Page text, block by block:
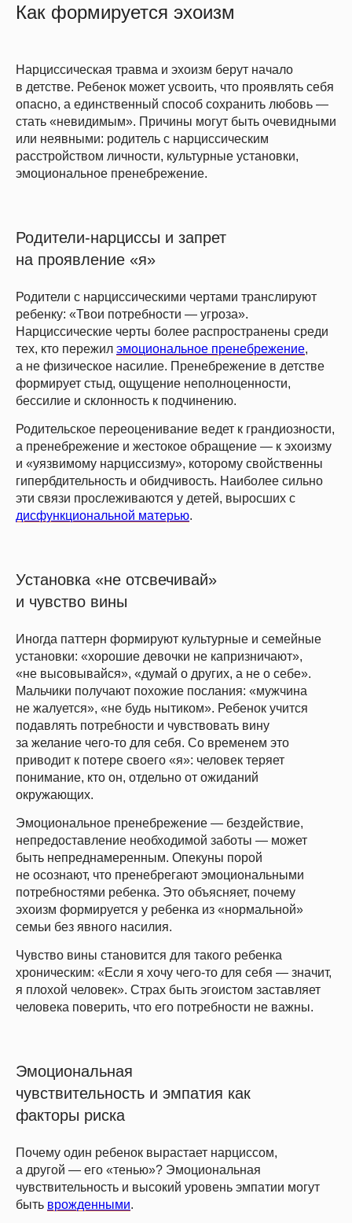
Как формируется эхоизм
Нарциссическая травма и эхоизм берут начало
в детстве. Ребенок может усвоить, что проявлять себя
опасно, а единственный способ сохранить любовь —
стать «невидимым». Причины могут быть очевидными
или неявными: родитель с нарциссическим
расстройством личности, культурные установки,
эмоциональное пренебрежение.
Родители-нарциссы и запрет
на проявление «я»
Родители с нарциссическими чертами транслируют
ребенку: «Твои потребности — угроза».
Нарциссические черты более распространены среди
тех, кто пережил эмоциональное пренебрежение,
а не физическое насилие. Пренебрежение в детстве
формирует стыд, ощущение неполноценности,
бессилие и склонность к подчинению.
Родительское переоценивание ведет к грандиозности,
а пренебрежение и жестокое обращение — к эхоизму
и «уязвимому нарциссизму», которому свойственны
гипербдительность и обидчивость. Наиболее сильно
эти связи прослеживаются у детей, выросших с
дисфункциональной матерью.
Установка «не отсвечивай»
и чувство вины
Иногда паттерн формируют культурные и семейные
установки: «хорошие девочки не капризничают»,
«не высовывайся», «думай о других, а не о себе».
Мальчики получают похожие послания: «мужчина
не жалуется», «не будь нытиком». Ребенок учится
подавлять потребности и чувствовать вину
за желание чего-то для себя. Со временем это
приводит к потере своего «я»: человек теряет
понимание, кто он, отдельно от ожиданий
окружающих.
Эмоциональное пренебрежение — бездействие,
непредоставление необходимой заботы — может
быть непреднамеренным. Опекуны порой
не осознают, что пренебрегают эмоциональными
потребностями ребенка. Это объясняет, почему
эхоизм формируется у ребенка из «нормальной»
семьи без явного насилия.
Чувство вины становится для такого ребенка
хроническим: «Если я хочу чего-то для себя — значит,
я плохой человек». Страх быть эгоистом заставляет
человека поверить, что его потребности не важны.
Эмоциональная
чувствительность и эмпатия как
факторы риска
Почему один ребенок вырастает нарциссом,
а другой — его «тенью»? Эмоциональная
чувствительность и высокий уровень эмпатии могут
быть врожденными.